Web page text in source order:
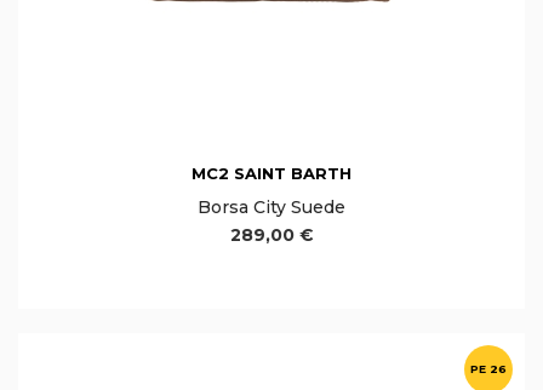
MC2 SAINT BARTH
Borsa City Suede
289,00 €
PE 26